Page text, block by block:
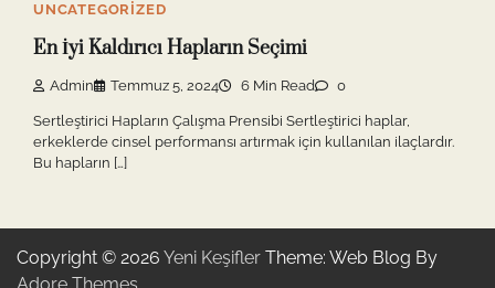
UNCATEGORIZED
En İyi Kaldırıcı Hapların Seçimi
Admin Temmuz 5, 2024 6 Min Read 0
Sertleştirici Hapların Çalışma Prensibi Sertleştirici haplar,
erkeklerde cinsel performansı artırmak için kullanılan ilaçlardır.
Bu hapların […]
Copyright © 2026 Yeni Keşifler Theme: Web Blog By